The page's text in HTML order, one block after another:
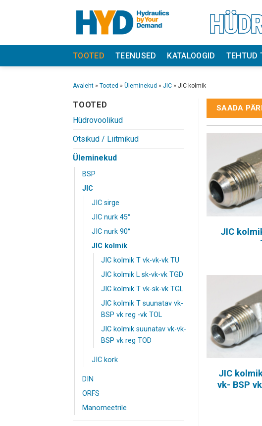
TOOTED TEENUSED KATALOOGID TEHTUD
Avaleht » Tooted » Üleminekud » JIC » JIC kolmik
SAADA
JIC
JIC
vk- BSP
TOOTED
Hüdrovoolikud
Otsikud / Liitmikud
Üleminekud
BSP
JIC
JIC sirge
JIC nurk 45°
JIC nurk 90°
JIC kolmik
JIC kolmik T vk-vk-vk TU
JIC kolmik L sk-vk-vk TGD
JIC kolmik T vk-sk-vk TGL
JIC kolmik T suunatav vk-
BSP vk reg -vk TOL
JIC kolmik suunatav vk-vk-
BSP vk reg TOD
JIC kork
DIN
ORFS
Manomeetrile